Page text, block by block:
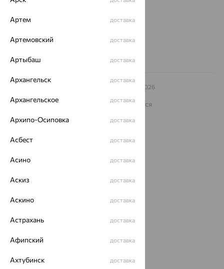
8 (800) 250-02-30
– 2026
На информационном ресурсе применяются
Артем доставка
Артемовский доставка
Артыбаш доставка
Архангельск доставка
Архангельское доставка
Архипо-Осиповка доставка
Асбест доставка
Асино доставка
Аскиз доставка
Аскино доставка
Астрахань доставка
Афипский доставка
Ахтубинск доставка